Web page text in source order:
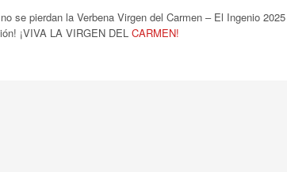
se pierdan la Verbena Virgen del Carmen – El Ingenio 2025
¡VIVA LA VIRGEN DEL CARMEN!